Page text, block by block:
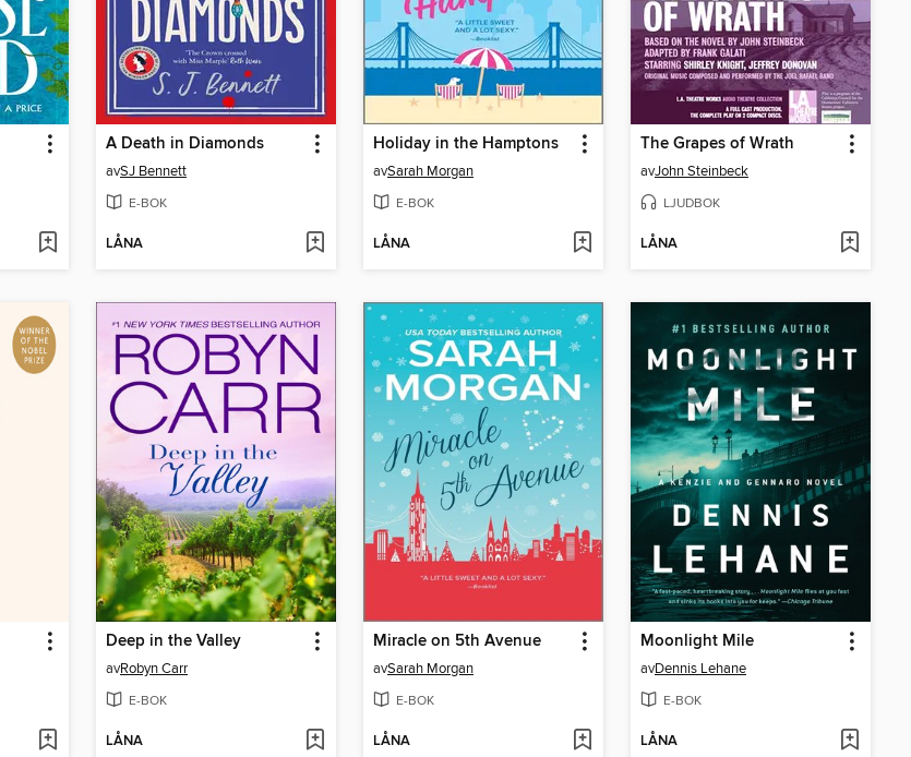
A Death in Diamonds
avSJ Bennett
E-BOK
LÅNA
Holiday in the Hamptons
avSarah Morgan
E-BOK
LÅNA
The Grapes of Wrath
avJohn Steinbeck
LJUDBOK
LÅNA
Deep in the Valley
avRobyn Carr
E-BOK
LÅNA
Miracle on 5th Avenue
avSarah Morgan
E-BOK
LÅNA
Moonlight Mile
avDennis Lehane
E-BOK
LÅNA